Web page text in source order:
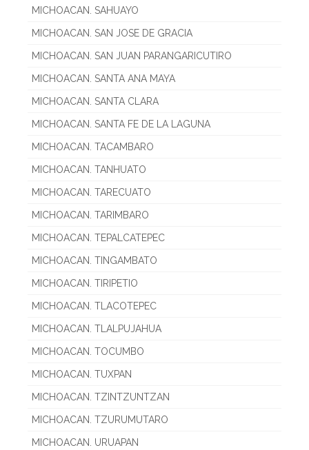
MICHOACAN. SAHUAYO
MICHOACAN. SAN JOSE DE GRACIA
MICHOACAN. SAN JUAN PARANGARICUTIRO
MICHOACAN. SANTA ANA MAYA
MICHOACAN. SANTA CLARA
MICHOACAN. SANTA FE DE LA LAGUNA
MICHOACAN. TACAMBARO
MICHOACAN. TANHUATO
MICHOACAN. TARECUATO
MICHOACAN. TARIMBARO
MICHOACAN. TEPALCATEPEC
MICHOACAN. TINGAMBATO
MICHOACAN. TIRIPETIO
MICHOACAN. TLACOTEPEC
MICHOACAN. TLALPUJAHUA
MICHOACAN. TOCUMBO
MICHOACAN. TUXPAN
MICHOACAN. TZINTZUNTZAN
MICHOACAN. TZURUMUTARO
MICHOACAN. URUAPAN